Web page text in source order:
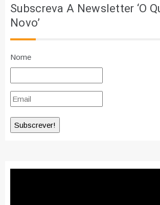
Subscreva A Newsletter ‘O
Novo’
Nome